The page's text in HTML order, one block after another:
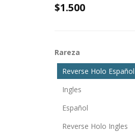
$1.500
Rareza
Reverse Holo Español
Ingles
Español
Reverse Holo Ingles